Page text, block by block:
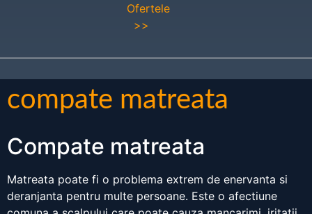
Ofertele
>>
compate matreata
Compate matreata
Matreata poate fi o problema extrem de enervanta si
deranjanta pentru multe persoane. Este o afectiune